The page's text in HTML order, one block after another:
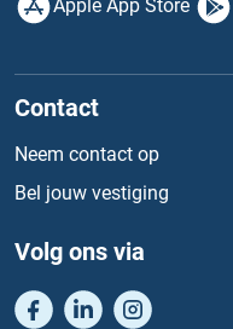
Apple App Store
Contact
Neem contact op
Bel jouw vestiging
Volg ons via